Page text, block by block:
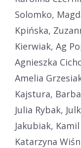
Solomko,
Kpińska,
Kierwiak, Ag
Agnieszka
Amelia
Kajstura,
Julia Rybak,
Jakubiak,
Katarzyna